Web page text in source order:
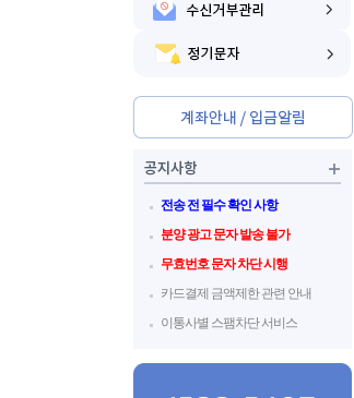
전송 전 필수 확인 사항
분양 광고 문자 발송 불가
무효번호 문자 차단 시행
카드결제 금액제한 관련 안내
이통사별 스팸차단 서비스